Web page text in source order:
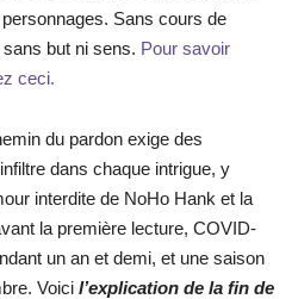
Sans cours de
but ni sens. Pour savoir
ceci.
du pardon exige des
dans chaque intrigue, y
interdite de NoHo Hank et la
la première lecture, COVID-
un an et demi, et une saison
Voici l’explication de la fin de